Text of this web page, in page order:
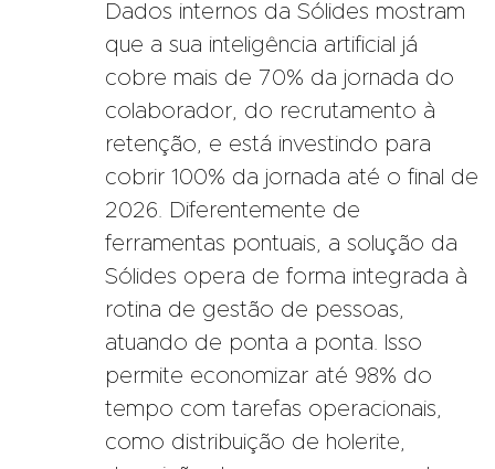
Dados internos da Sólides mostram
que a sua inteligência artificial já
cobre mais de 70% da jornada do
colaborador, do recrutamento à
retenção, e está investindo para
cobrir 100% da jornada até o final de
2026. Diferentemente de
ferramentas pontuais, a solução da
Sólides opera de forma integrada à
rotina de gestão de pessoas,
atuando de ponta a ponta. Isso
permite economizar até 98% do
tempo com tarefas operacionais,
como distribuição de holerite,